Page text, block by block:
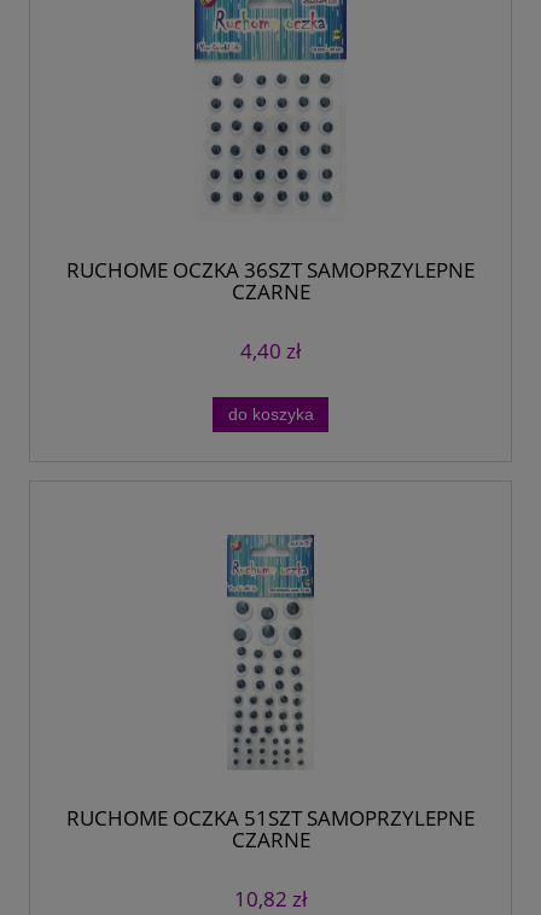
RUCHOME OCZKA 36SZT SAMOPRZYLEPNE
CZARNE
4,40 zł
do koszyka
RUCHOME OCZKA 51SZT SAMOPRZYLEPNE
CZARNE
10,82 zł